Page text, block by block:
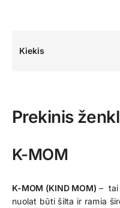
Kiekis
Prekinis
K-MOM
K-MOM (KIND MOM) – tai
nuolat būti šilta ir ramia